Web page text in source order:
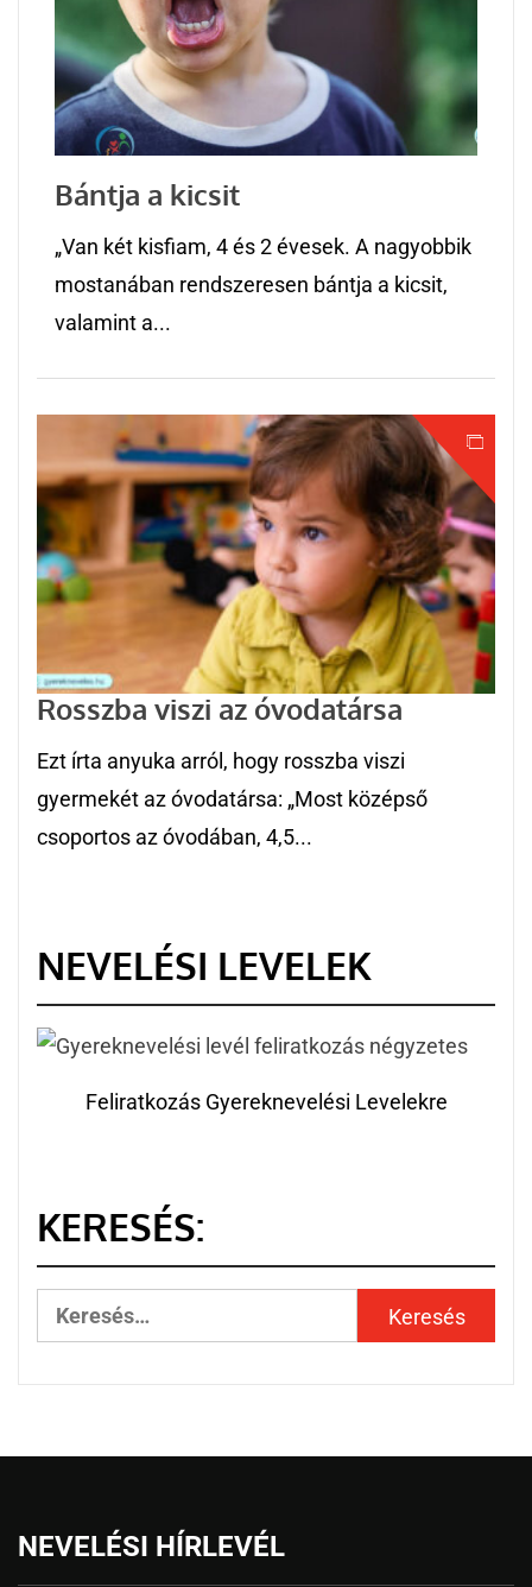
Bántja a kicsit
„Van két kisfiam, 4 és 2 évesek. A nagyobbik
mostanában rendszeresen bántja a kicsit,
valamint a...
Rosszba viszi az óvodatársa
Ezt írta anyuka arról, hogy rosszba viszi
gyermekét az óvodatársa: „Most középső
csoportos az óvodában, 4,5...
NEVELÉSI LEVELEK
Feliratkozás Gyereknevelési Levelekre
KERESÉS:
NEVELÉSI HÍRLEVÉL